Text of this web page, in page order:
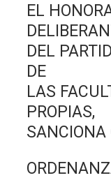
EL
DEL
DE
LAS
PROPIAS,
SANCIONA